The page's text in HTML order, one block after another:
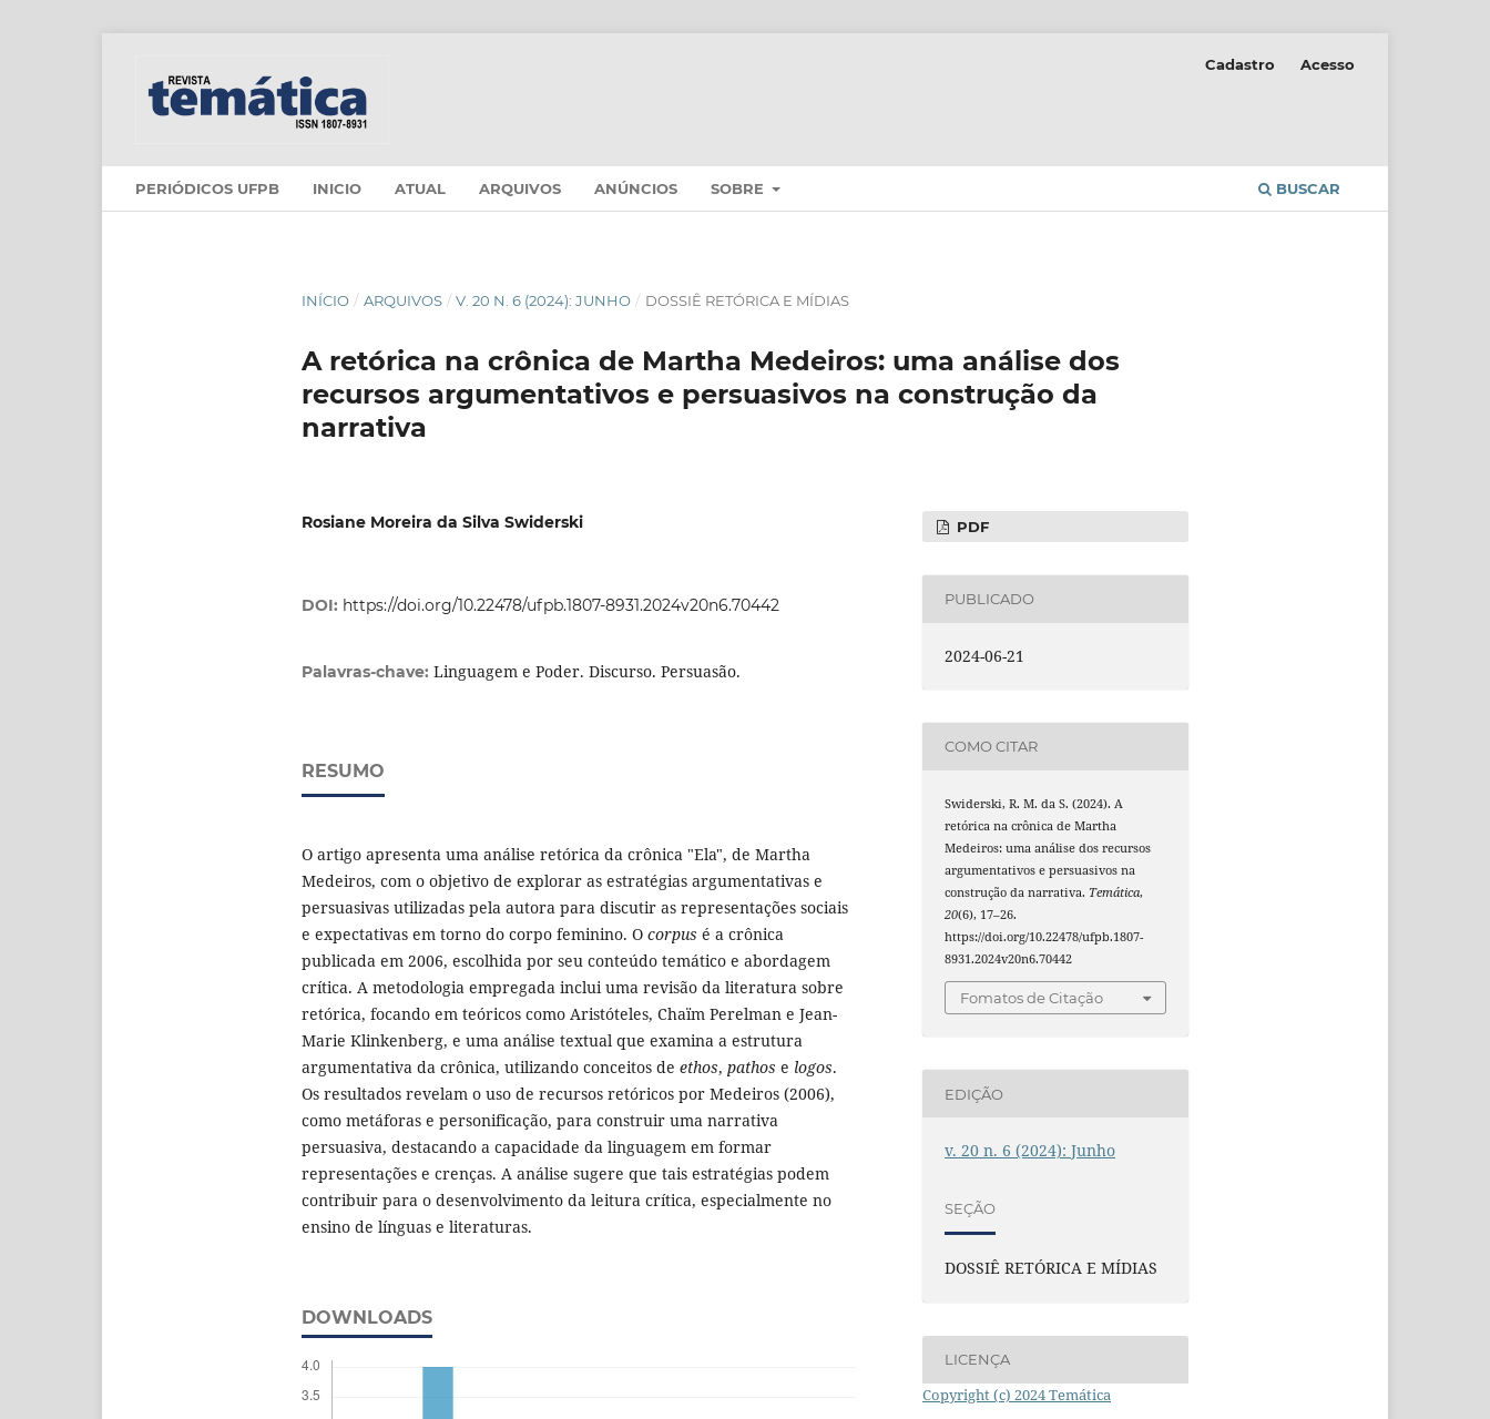
PERIÓDICOS UFPB INICIO ATUAL ARQUIVOS ANÚNCIOS SOBRE BUSCAR
Cadastro Acesso
INÍCIO / ARQUIVOS / V. 20 N. 6 (2024): JUNHO / DOSSIÊ RETÓRICA E MÍDIAS
A retórica na crônica de Martha Medeiros: uma análise dos
recursos argumentativos e persuasivos na construção da
narrativa
Rosiane Moreira da Silva Swiderski
DOI: https://doi.org/10.22478/ufpb.1807-8931.2024v20n6.70442
Palavras-chave: Linguagem e Poder. Discurso. Persuasão.
RESUMO
O artigo apresenta uma análise retórica da crônica "Ela", de Martha
Medeiros, com o objetivo de explorar as estratégias argumentativas e
persuasivas utilizadas pela autora para discutir as representações sociais
e expectativas em torno do corpo feminino. O corpus é a crônica
publicada em 2006, escolhida por seu conteúdo temático e abordagem
crítica. A metodologia empregada inclui uma revisão da literatura sobre
retórica, focando em teóricos como Aristóteles, Chaïm Perelman e Jean-
Marie Klinkenberg, e uma análise textual que examina a estrutura
argumentativa da crônica, utilizando conceitos de ethos, pathos e logos.
Os resultados revelam o uso de recursos retóricos por Medeiros (2006),
como metáforas e personificação, para construir uma narrativa
persuasiva, destacando a capacidade da linguagem em formar
representações e crenças. A análise sugere que tais estratégias podem
contribuir para o desenvolvimento da leitura crítica, especialmente no
ensino de línguas e literaturas.
DOWNLOADS
PDF
PUBLICADO
2024-06-21
COMO CITAR
Swiderski, R. M. da S. (2024). A
retórica na crônica de Martha
Medeiros: uma análise dos recursos
argumentativos e persuasivos na
construção da narrativa. Temática,
20(6), 17–26.
https://doi.org/10.22478/ufpb.1807-
8931.2024v20n6.70442
Fomatos de Citação
EDIÇÃO
v. 20 n. 6 (2024): Junho
SEÇÃO
DOSSIÊ RETÓRICA E MÍDIAS
LICENÇA
Copyright (c) 2024 Temática